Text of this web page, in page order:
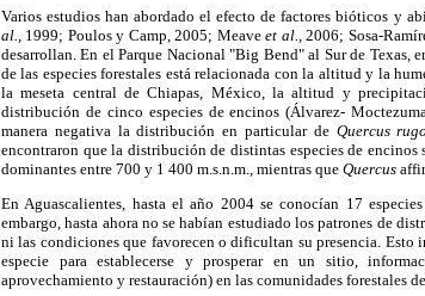
Varios estudios han abordado el efecto de factores bióticos y
al., 1999; Poulos y Camp, 2005; Meaveet al.,2006; Sosa-
desarrollan. En el Parque Nacional "Big Bend" al Sur de
de las especies forestales está relacionada con la altitud y la
la meseta central de Chiapas, México, la altitud y
distribución de cinco especies de encinos (Álvarez-
manera negativa la distribución en particular de Quercus
encontraron que la distribución de distintas especies de
dominantes entre 700 y 1 400 m.s.n.m., mientras que Quercus
En Aguascalientes, hasta el año 2004 se conocían 17
embargo, hasta ahora no se habían estudiado los patrones de
ni las condiciones que favorecen o dificultan su presencia. Esto
especie para establecerse y prosperar en un sitio,
aprovechamiento y restauración) en las comunidades forestales